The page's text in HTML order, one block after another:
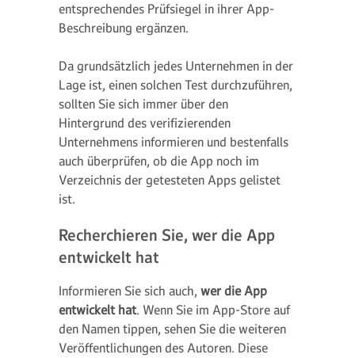
entsprechendes Prüfsiegel in ihrer App-
Beschreibung ergänzen.
Da grundsätzlich jedes Unternehmen in der
Lage ist, einen solchen Test durchzuführen,
sollten Sie sich immer über den
Hintergrund des verifizierenden
Unternehmens informieren und bestenfalls
auch überprüfen, ob die App noch im
Verzeichnis der getesteten Apps gelistet
ist.
Recherchieren Sie, wer die App
entwickelt hat
Informieren Sie sich auch, wer die App
entwickelt hat. Wenn Sie im App-Store auf
den Namen tippen, sehen Sie die weiteren
Veröffentlichungen des Autoren. Diese